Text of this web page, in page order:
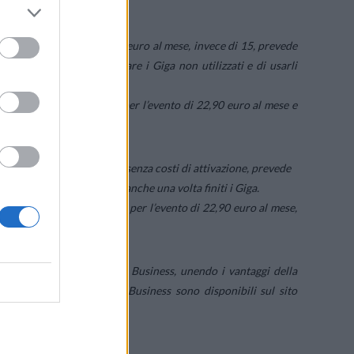
Edition
’ che, a 7,50 euro al mese, invece di 15, prevede
che consente di accumulare i Giga non utilizzati e di usarli
al prezzo speciale per l’evento di 22,90 euro al mese e
’ che, a 12 euro al mese, senza costi di attivazione, prevede
navigare su social e App anche una volta finiti i Giga.
al prezzo speciale per l’evento di 22,90 euro al mese,
famiglia.
brand Wind Tre Business, unendo i vantaggi della
i prodotti di Wind Tre Business sono disponibili sul sito